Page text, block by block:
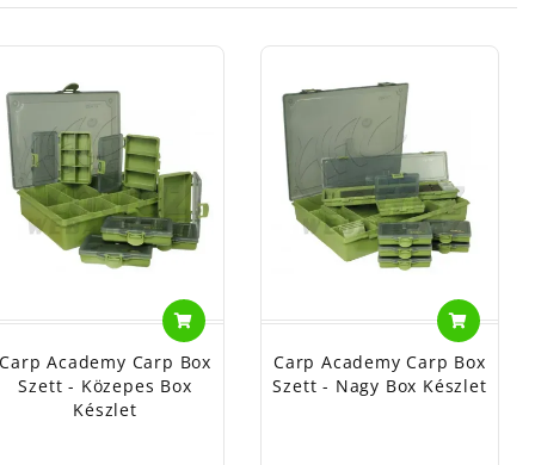
hosszú évek óta vannak forgalomban. A megújult Fox
A megjelenése erősen hasolnít a Kordáéra, mert
bojlis aprócikk elfér benne.
megtalálható. Kiváló ár-érték arányuk és jól pakolható
ajánlott, akik nem szeretnének túl sok pénzt
hiszen nem fognak eltörni maguktól. Ezek a
fémből készült horgászfelszerelés.
mindenki talál számára megfelelő típust.
des Chénes u.3
u 3/A
Carp Academy Carp Box
Szett - Közepes Box
Készlet
Carp Academy Carp Box
Szett - Nagy Box Készlet